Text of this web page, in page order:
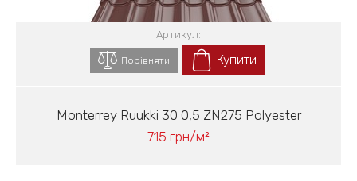
Monterrey Ruukki 30 0,5 ZN275 Polyester
715 грн/м²
Артикул:
Порівняти Купити